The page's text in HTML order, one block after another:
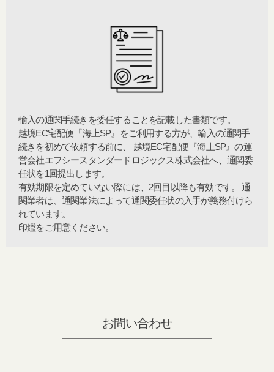
輸入の通関手続きを委任することを記載した書類です。
越境EC宅配便『海上SP』をご利用する方が、輸入の通関手
続きを初めて依頼する前に、 越境EC宅配便『海上SP』の運
営会社エフシースタンダードロジックス株式会社へ、通関委
任状を1回提出します。
有効期限を定めていない際には、2回目以降も有効です。 通
関業者は、通関業法によって通関委任状の入手が義務付けら
れています。
印鑑をご用意ください。
お問い合わせ